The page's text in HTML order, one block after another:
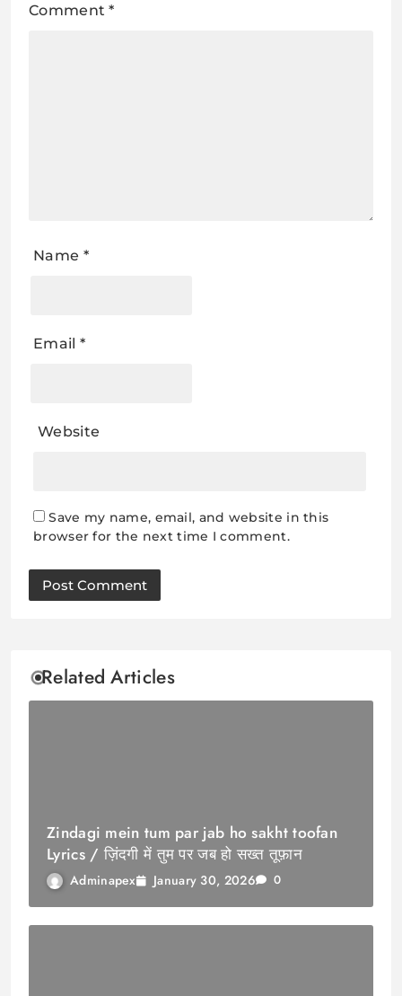
Comment*
Name *
Email *
Website
Save my name, email, and website in this
browser for the next time I comment.
Related Articles
Zindagi mein tum par jab ho sakht toofan
Lyrics / ज़िंदगी में तुम पर जब हो सख्त तूफ़ान
Adminapex January 30, 2026 0